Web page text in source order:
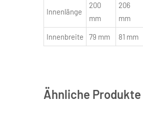
Innenlänge
200
mm
206
mm
Innenbreite 79 mm 81 mm
Ähnliche Produkte